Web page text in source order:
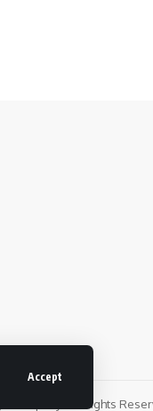
Accept
Company. All Rights